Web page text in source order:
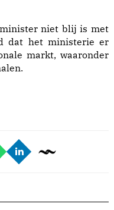
niet blij is met
dat het ministerie er
markt, waaronder